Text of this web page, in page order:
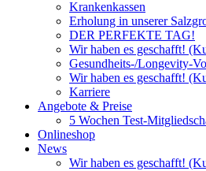
Krankenkassen
Erholung in unserer
DER PERFEKTE TAG!
Wir haben es geschafft!
Gesundheits-/Longevity-
Wir haben es geschafft!
Karriere
Angebote & Preise
5 Wochen Test-
Onlineshop
News
Wir haben es geschafft!